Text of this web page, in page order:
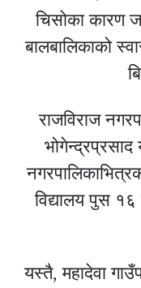
चिसोका कारण
बालबालिकाको
राजविराज
भोगेन्द्रप्रसाद
विद्यालय पुस
यस्तै, महादेवा